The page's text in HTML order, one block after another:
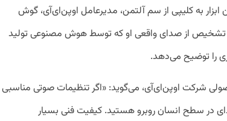
به کلیپی از سم آلتمن، مدیرعامل اوپن‌ای‌آی، گوش
تشخیص از صدای واقعی او که توسط هوش مصنوعی تولید
را توضیح می‌دهد.
شرکت اوپن‌ای‌آی، می‌گوید: «اگر تنظیمات صوتی مناسبی
در سطح انسان روبرو هستید. کیفیت فنی بسیار